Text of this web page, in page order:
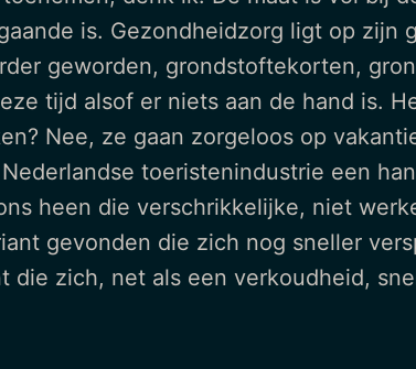
is. Gezondheidzorg ligt op zijn
geworden, grondstoftekorten,
tijd alsof er niets aan de hand is.
Nee, ze gaan zorgeloos op
toeristenindustrie een
heen die verschrikkelijke, niet
gevonden die zich nog sneller
zich, net als een verkoudheid,